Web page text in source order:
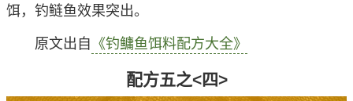
饵，钓鲢鱼效果突出。
原文出自 《钓鳙鱼饵料配方大全》
配方五之<四>